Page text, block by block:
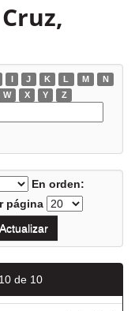
I J K L M
N
W X Y Z
En orden:
página
de 10